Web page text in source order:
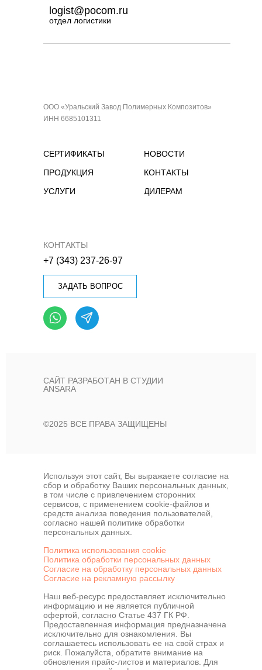
logist@pocom.ru
отдел логистики
©2025 ВСЕ ПРАВА ЗАЩИЩЕНЫ
САЙТ РАЗРАБОТАН В СТУДИИ
ANSARA
КОНТАКТЫ
ЗАДАТЬ ВОПРОС
+7 (343) 237-26-97
ООО «Уральский Завод Полимерных Композитов»
ИНН 6685101311
НОВОСТИ
КОНТАКТЫ
ДИЛЕРАМ
СЕРТИФИКАТЫ
ПРОДУКЦИЯ
УСЛУГИ
Используя этот сайт, Вы выражаете согласие на
сбор и обработку Ваших персональных данных,
в том числе с привлечением сторонних
сервисов, с применением cookie-файлов и
средств анализа поведения пользователей,
согласно нашей политике обработки
персональных данных.
Политика использования cookie
Политика обработки персональных данных
Согласие на обработку персональных данных
Согласие на рекламную рассылку
Наш веб-ресурс предоставляет исключительно
информацию и не является публичной
офертой, согласно Статье 437 ГК РФ.
Предоставленная информация предназначена
исключительно для ознакомления. Вы
соглашаетесь использовать ее на свой страх и
риск. Пожалуйста, обратите внимание на
обновления прайс-листов и материалов. Для